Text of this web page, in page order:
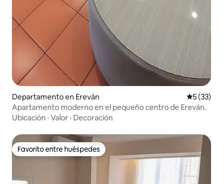
Departamento en Ereván
5 (33)
Apartamento moderno en el pequeño centro de Ereván.
Ubicación · Valor · Decoración
Favorito entre huéspedes
Favorito entre huéspedes